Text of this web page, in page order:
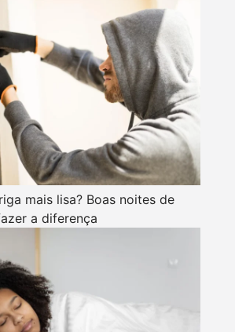
mais lisa? Boas noites de
a diferença